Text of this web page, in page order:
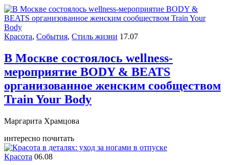
Красота, События, Стиль жизни 17.07
В Москве состоялось wellness-
мероприятие BODY & BEATS
организованное женским сообществом
Train Your Body
Маргарита Храмцова
интересно почитать
Красота 06.08